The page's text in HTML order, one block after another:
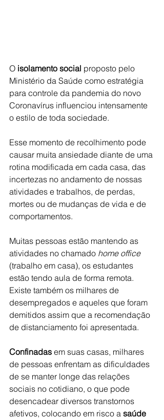
O isolamento social proposto pelo
Ministério da Saúde como estratégia
para controle da pandemia do novo
Coronavírus influenciou intensamente
o estilo de toda sociedade.
Esse momento de recolhimento pode
causar muita ansiedade diante de uma
rotina modificada em cada casa, das
incertezas no andamento de nossas
atividades e trabalhos, de perdas,
mortes ou de mudanças de vida e de
comportamentos.
Muitas pessoas estão mantendo as
atividades no chamado home office
(trabalho em casa), os estudantes
estão tendo aula de forma remota.
Existe também os milhares de
desempregados e aqueles que foram
demitidos assim que a recomendação
de distanciamento foi apresentada.
Confinadas em suas casas, milhares
de pessoas enfrentam as dificuldades
de se manter longe das relações
sociais no cotidiano, o que pode
desencadear diversos transtornos
afetivos, colocando em risco a saúde